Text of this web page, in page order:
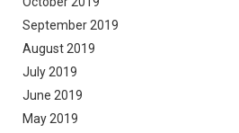
September 2019
August 2019
July 2019
June 2019
May 2019